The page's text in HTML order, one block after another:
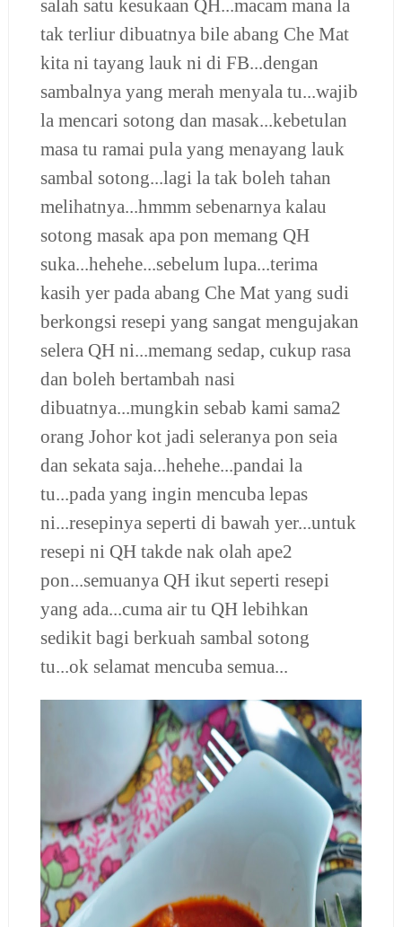
salah satu kesukaan QH...macam mana la
tak terliur dibuatnya bile abang Che Mat
kita ni tayang lauk ni di FB...dengan
sambalnya yang merah menyala tu...wajib
la mencari sotong dan masak...kebetulan
masa tu ramai pula yang menayang lauk
sambal sotong...lagi la tak boleh tahan
melihatnya...hmmm sebenarnya kalau
sotong masak apa pon memang QH
suka...hehehe...sebelum lupa...terima
kasih yer pada abang Che Mat yang sudi
berkongsi resepi yang sangat mengujakan
selera QH ni...memang sedap, cukup rasa
dan boleh bertambah nasi
dibuatnya...mungkin sebab kami sama2
orang Johor kot jadi seleranya pon seia
dan sekata saja...hehehe...pandai la
tu...pada yang ingin mencuba lepas
ni...resepinya seperti di bawah yer...untuk
resepi ni QH takde nak olah ape2
pon...semuanya QH ikut seperti resepi
yang ada...cuma air tu QH lebihkan
sedikit bagi berkuah sambal sotong
tu...ok selamat mencuba semua...